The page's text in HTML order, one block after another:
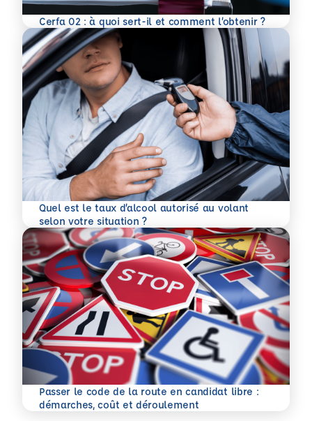
Cerfa 02 : à quoi sert-il et comment l’obtenir ?
En savoir plus
Quel est le taux d’alcool autorisé au volant
selon votre situation ?
En savoir plus
Passer le code de la route en candidat libre :
démarches, coût et déroulement
En savoir plus